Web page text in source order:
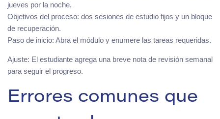
jueves por la noche.
Objetivos del proceso: dos sesiones de estudio fijos y un bloque
de recuperación.
Paso de inicio: Abra el módulo y enumere las tareas requeridas.
Ajuste: El estudiante agrega una breve nota de revisión semanal
para seguir el progreso.
Errores comunes que